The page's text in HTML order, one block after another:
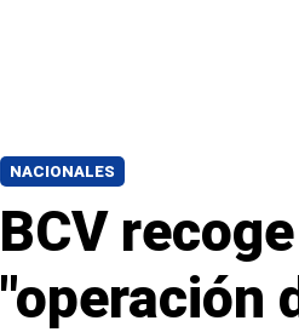
NACIONALES
BCV
"operación